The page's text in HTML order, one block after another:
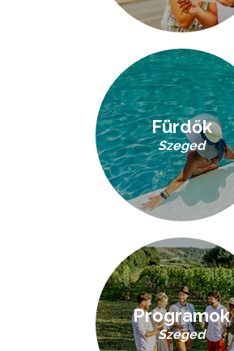
Fürdők
Szeged
Programok
Szeged